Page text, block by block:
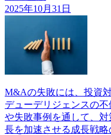
2025年10月31日
M&Aの失敗には、投資
デューデリジェンスの
や失敗事例を通して、
長を加速させる成長戦